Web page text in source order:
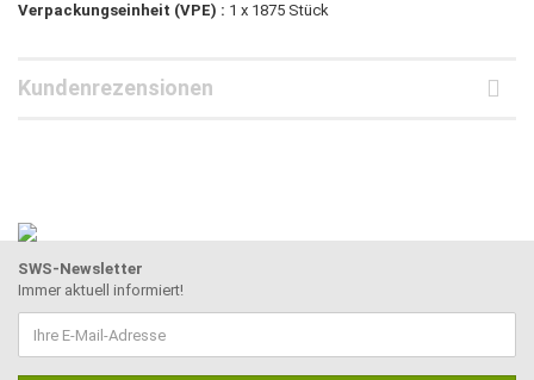
Verpackungseinheit (VPE) : 1 x 1875 Stück
Kundenrezensionen
SWS-Newsletter
Immer aktuell informiert!